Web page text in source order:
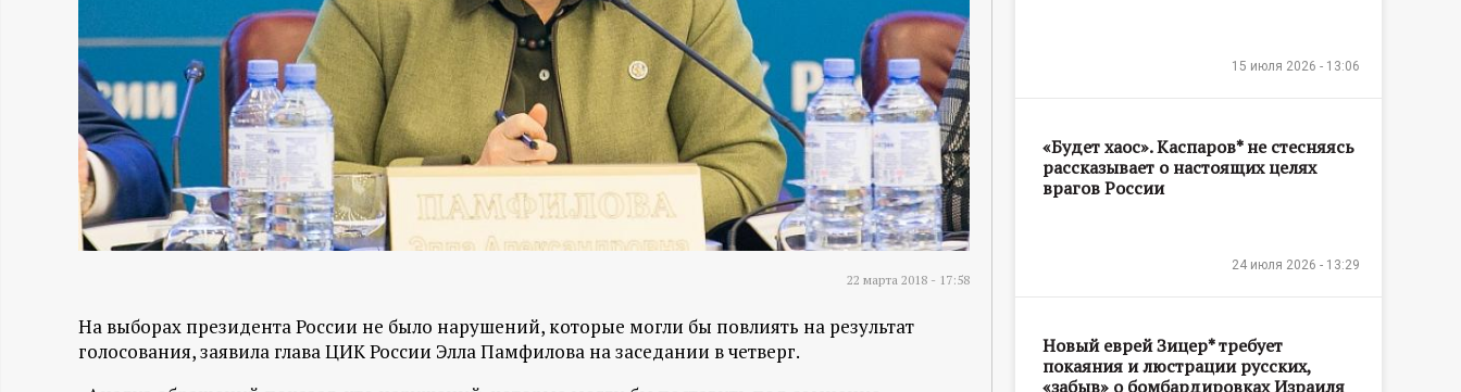
и
н
ф
о
р
а
22 марта 2018 - 17:58
На выборах президента России не было нарушений, которые могли бы повлиять на результат
голосования, заявила глава ЦИК России Элла Памфилова на заседании в четверг.
15 июля 2026 - 13:06
«Будет хаос». Каспаров* не стесняясь
рассказывает о настоящих целях
врагов России
24 июля 2026 - 13:29
Новый еврей Зицер* требует
покаяния и люстрации русских,
«забыв» о бомбардировках Израиля